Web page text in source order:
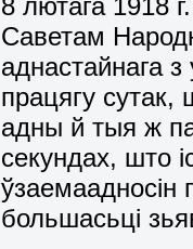
Саветам
аднастайнага
працягу
адны й тыя ж
секундах, што
ўзаемаадносін
большасьці